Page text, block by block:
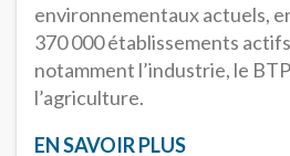
environnementaux actuels,
370 000 établissements
notamment l’industrie, le
l’agriculture.
EN SAVOIR PLUS